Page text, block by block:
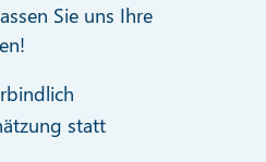
Sie uns Ihre
statt